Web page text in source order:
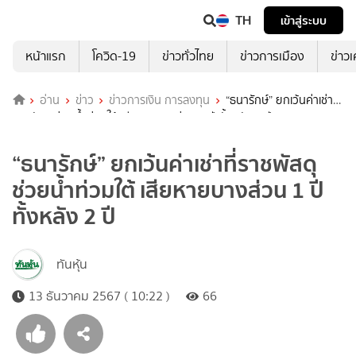
TH
เข้าสู่ระบบ
หน้าแรก
โควิด-19 ข่าวทั่วไทย ข่าวการเมือง ข่าว
อ่าน ข่าว ข่าวการเงิน การลงทุน
“ธนารักษ์” ยกเว้นค่าเช่าที่
ราชพัสดุ ช่วยน้ำท่วมใต้ เสียหายบางส่วน 1 ปี ทั้งหลัง 2 ปี
“ธนารักษ์” ยกเว้นค่าเช่าที่ราชพัสดุ
ช่วยน้ำท่วมใต้ เสียหายบางส่วน 1 ปี
ทั้งหลัง 2 ปี
ทันหุ้น
13 ธันวาคม 2567 ( 10:22 )
66